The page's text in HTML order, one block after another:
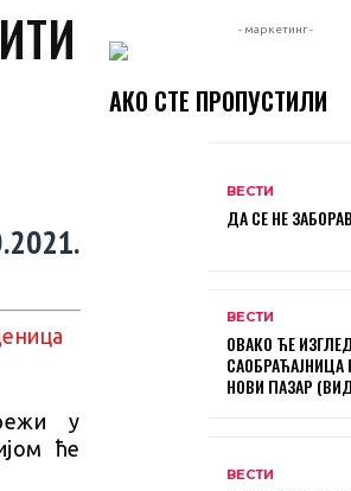
у
ће
- маркетинг -
АКО СТЕ ПРОПУСТИЛИ
ВЕСТИ
ДА СЕ НЕ
ВЕСТИ
ОВАКО ЋЕ
НОВИ ПАЗАР
ВЕСТИ